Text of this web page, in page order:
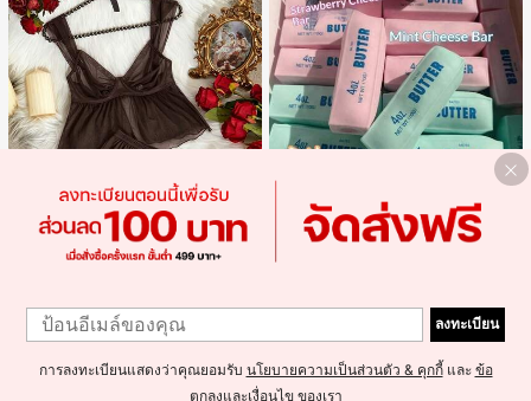
SHEIN ชุดชั้นในเซ็กซี่ผู้หญิงผ้าตาข่าย
มีโครงคัพบาง
#1 ขายดี ใน ผ้าตาข่าย ชุดนอนผู้หญิง
259
ลูกบอลบีบช้าคืนตัวนุ่ม สีชมพู แท่งเนย
บีบคลายเครียด นุ่มยืดหยุ่น ของเล่นบีบ
ขวัญฮาโลวีน ของขวัญคริสต์มาส ของข
วัญปาร์ตี้ สกวิชชี่ ของเล่นสกวิชชี่ ของเ
ล่นคลายเครียดสกวิชชี่ สกวิชชี่เกี๊ยว ขอ
งเล่นสำหรับผู้ใหญ่ ผู้หญิง สกวิชชี่กรอบ
สกวิชชี่เนยกรอบ บีบ ลูกบอลสลัชชี่
#3 ขายดี ใน ของเล่นและเกม
1
ลงทะเบียน
การลงทะเบียนแสดงว่าคุณยอมรับ นโยบายความเป็นส่วนตัว & คุกกี้และ ข้อ
ตกลงและเงื่อนไขของเรา